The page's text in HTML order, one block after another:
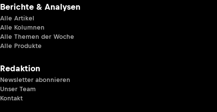
Berichte & Analysen
Alle Artikel
Alle Kolumnen
Alle Themen der Woche
Alle Produkte
Redaktion
Newsletter abonnieren
Unser Team
Kontakt